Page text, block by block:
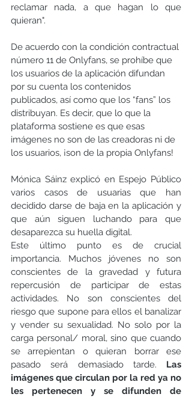
reclamar nada, a que hagan lo que
quieran".
De acuerdo con la condición contractual
número 11 de Onlyfans, se prohíbe que
los usuarios de la aplicación difundan
por su cuenta los contenidos
publicados, así como que los “fans” los
distribuyan. Es decir, que lo que la
plataforma sostiene es que esas
imágenes no son de las creadoras ni de
los usuarios, ¡son de la propia Onlyfans!
Mónica Sáinz explicó en Espejo Público
varios casos de usuarias que han
decidido darse de baja en la aplicación y
que aún siguen luchando para que
desaparezca su huella digital.
Este último punto es de crucial
importancia. Muchos jóvenes no son
conscientes de la gravedad y futura
repercusión de participar de estas
actividades. No son conscientes del
riesgo que supone para ellos el banalizar
y vender su sexualidad. No solo por la
carga personal/ moral, sino que cuando
se arrepientan o quieran borrar ese
pasado será demasiado tarde. Las
imágenes que circulan por la red ya no
les pertenecen y se difunden de